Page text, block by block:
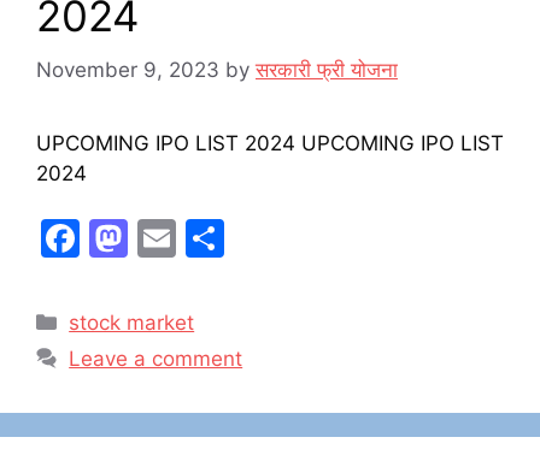
2024
November 9, 2023 byसरकारी फ्री योजना
UPCOMING IPO LIST 2024 UPCOMING IPO LIST
2024
F
c
e
o
M
st
o
o
E
ai
l
e
Categories
stock market
Leave a comment